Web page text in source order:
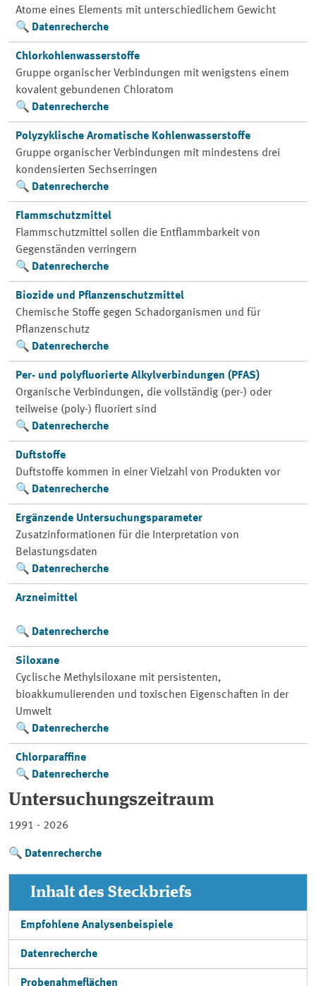
Atome eines Elements mit unterschiedlichem Gewicht
Datenrecherche
Chlorkohlenwasserstoffe
Gruppe organischer Verbindungen mit wenigstens einem
kovalent gebundenen Chloratom
Datenrecherche
Polyzyklische Aromatische Kohlenwasserstoffe
Gruppe organischer Verbindungen mit mindestens drei
kondensierten Sechserringen
Datenrecherche
Flammschutzmittel
Flammschutzmittel sollen die Entflammbarkeit von
Gegenständen verringern
Datenrecherche
Biozide und Pflanzenschutzmittel
Chemische Stoffe gegen Schadorganismen und für
Pflanzenschutz
Datenrecherche
Per- und polyfluorierte Alkylverbindungen (PFAS)
Organische Verbindungen, die vollständig (per-) oder
teilweise (poly-) fluoriert sind
Datenrecherche
Duftstoffe
Duftstoffe kommen in einer Vielzahl von Produkten vor
Datenrecherche
Ergänzende Untersuchungsparameter
Zusatzinformationen für die Interpretation von
Belastungsdaten
Datenrecherche
Arzneimittel
Datenrecherche
Siloxane
Cyclische Methylsiloxane mit persistenten,
bioakkumulierenden und toxischen Eigenschaften in der
Umwelt
Datenrecherche
Chlorparaffine
Datenrecherche
Untersuchungszeitraum
1991 - 2026
Datenrecherche
Inhalt des Steckbriefs
Empfohlene Analysenbeispiele
Datenrecherche
Probenahmeflächen